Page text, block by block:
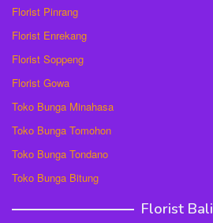
Florist Pinrang
Florist Enrekang
Florist Soppeng
Florist Gowa
Toko Bunga Minahasa
Toko Bunga Tomohon
Toko Bunga Tondano
Toko Bunga Bitung
Florist Bali